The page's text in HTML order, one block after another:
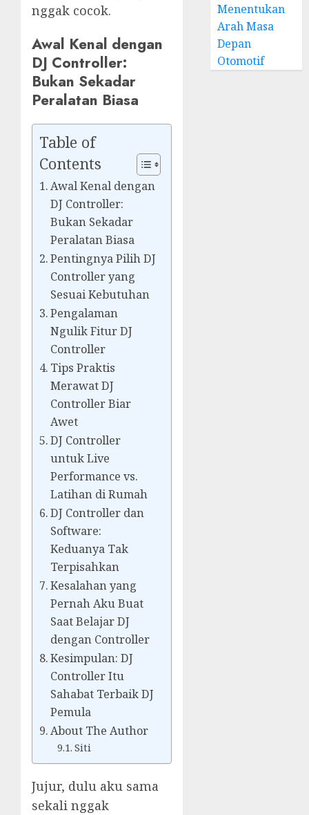
nggak cocok.
Awal Kenal dengan
DJ Controller:
Bukan Sekadar
Peralatan Biasa
Table of
Contents
Awal Kenal dengan
DJ Controller:
Bukan Sekadar
Peralatan Biasa
Pentingnya Pilih DJ
Controller yang
Sesuai Kebutuhan
Pengalaman
Ngulik Fitur DJ
Controller
Tips Praktis
Merawat DJ
Controller Biar
Awet
DJ Controller
untuk Live
Performance vs.
Latihan di Rumah
DJ Controller dan
Software:
Keduanya Tak
Terpisahkan
Kesalahan yang
Pernah Aku Buat
Saat Belajar DJ
dengan Controller
Kesimpulan: DJ
Controller Itu
Sahabat Terbaik DJ
Pemula
About The Author
Siti
Jujur, dulu aku sama
sekali nggak
Menentukan
Arah Masa
Depan
Otomotif